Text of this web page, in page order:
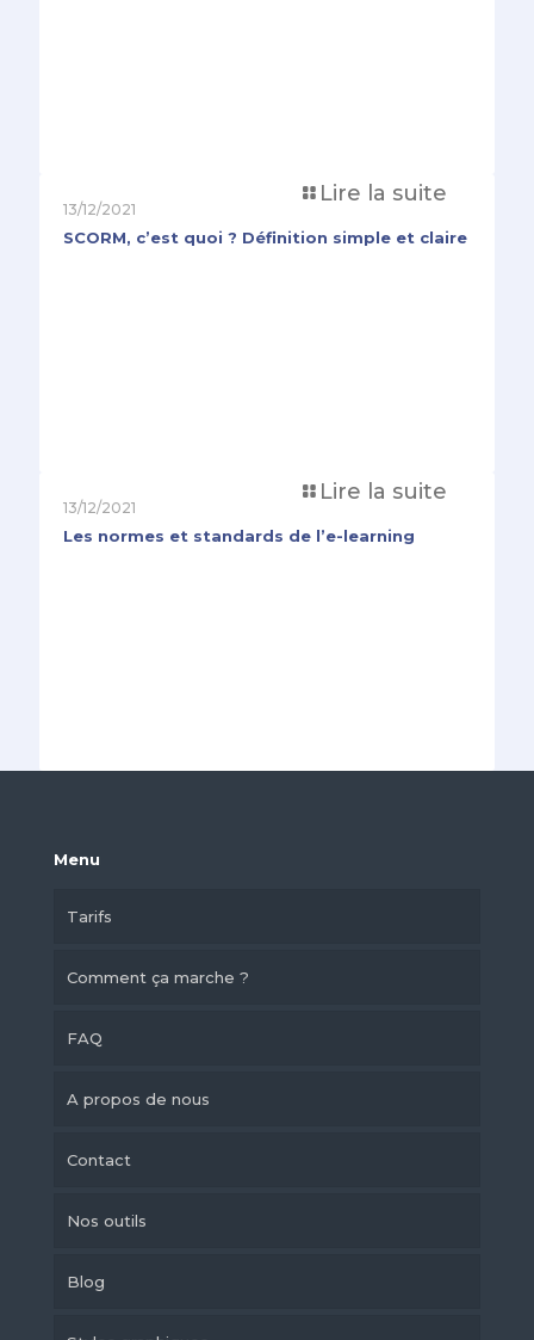
13/12/2021
SCORM, c’est quoi ? Définition simple et claire
Lire la suite
13/12/2021
Les normes et standards de l’e-learning
Lire la suite
Menu
Tarifs
Comment ça marche ?
FAQ
A propos de nous
Contact
Nos outils
Blog